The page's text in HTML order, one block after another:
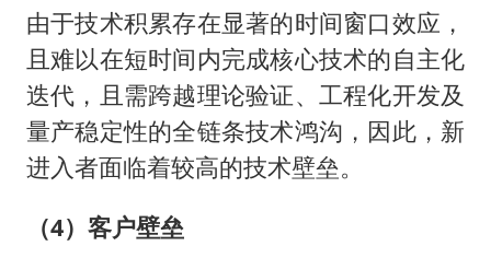
由于技术积累存在显著的时间窗口效应，
且难以在短时间内完成核心技术的自主化
迭代，且需跨越理论验证、工程化开发及
量产稳定性的全链条技术鸿沟，因此，新
进入者面临着较高的技术壁垒。
（4）客户壁垒